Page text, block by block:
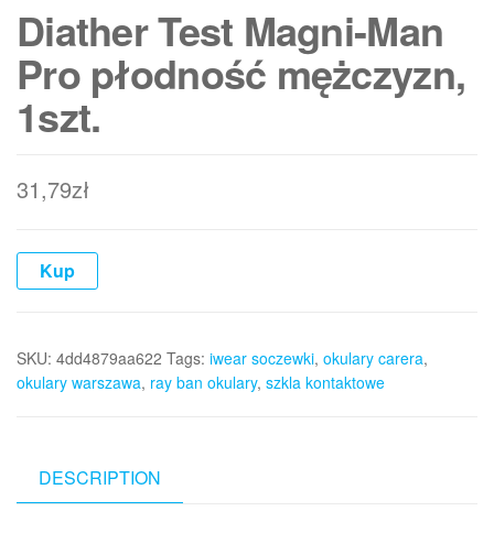
Diather Test Magni-Man
Pro płodność mężczyzn,
1szt.
31,79zł
Kup
SKU: 4dd4879aa622 Tags: iwear soczewki, okulary carera,
okulary warszawa, ray ban okulary, szkla kontaktowe
DESCRIPTION